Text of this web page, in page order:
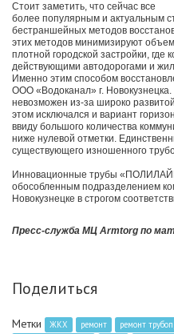
Стоит заметить, что сейчас все
более популярным и актуальным
бестраншейных методов
этих методов минимизируют
плотной городской застройки,
действующими автодорогами и
Именно этим способом
ООО «Водоканал» г.
невозможен из-за широко
этом исключался и вариант
ввиду большого количества
ниже нулевой отметки.
существующего изношенного
Инновационные трубы
обособленным подразделением
Новокузнецке в строгом
Пресс-служба МЦ Armtorg по
Поделиться
Метки ЖКХ ремонт ремонт